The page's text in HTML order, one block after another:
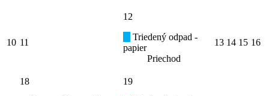
10 11
12
Triedený odpad -
papier
Priechod
13 14 15 16
18
19